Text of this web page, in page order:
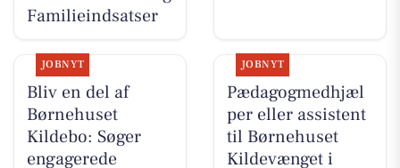
Familieindsatser
JOBNYT
Bliv en del af
Børnehuset
Kildebo: Søger
engagerede
JOBNYT
Pædagogmedhjæl
per eller assistent
til Børnehuset
Kildevænget i